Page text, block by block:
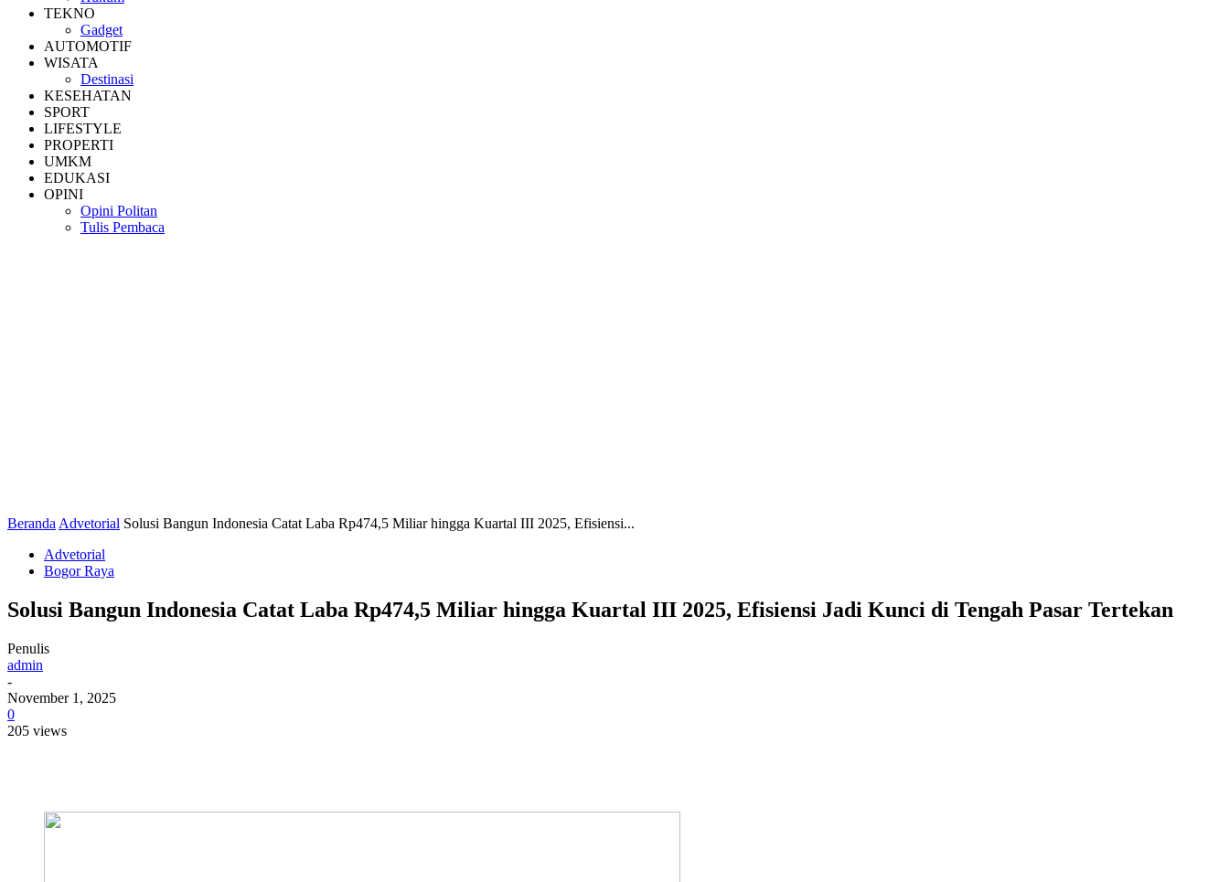
TEKNO
Gadget
AUTOMOTIF
WISATA
Destinasi
KESEHATAN
SPORT
LIFESTYLE
PROPERTI
UMKM
EDUKASI
OPINI
Opini Politan
Tulis Pembaca
Beranda Advetorial Solusi Bangun Indonesia Catat Laba Rp474,5 Miliar hingga Kuartal III 2025, Efisiensi...
Advetorial
Bogor Raya
Solusi Bangun Indonesia Catat Laba Rp474,5 Miliar hingga Kuartal III 2025, Efisiensi Jadi Kunci di Tengah Pasar Tertekan
Penulis
admin
-
November 1, 2025
0
205 views